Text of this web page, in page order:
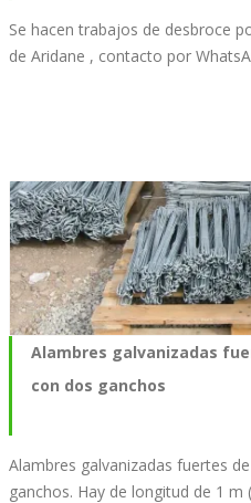
Se hacen trabajos de desbroce
de Aridane , contacto por
Alambres galvanizadas
con dos ganchos
Alambres galvanizadas fuertes
ganchos. Hay de longitud de 1 m